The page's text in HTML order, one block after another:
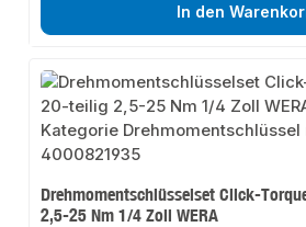
In den
Drehmomentschlüsselset Click-
2,5-25 Nm 1/4 Zoll WERA